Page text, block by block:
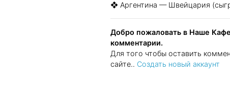
❖ Аргентина — Швейцария
Добро пожаловать в Наше
комментарии.
Для того чтобы оставить
сайте.. Создать новый аккаунт